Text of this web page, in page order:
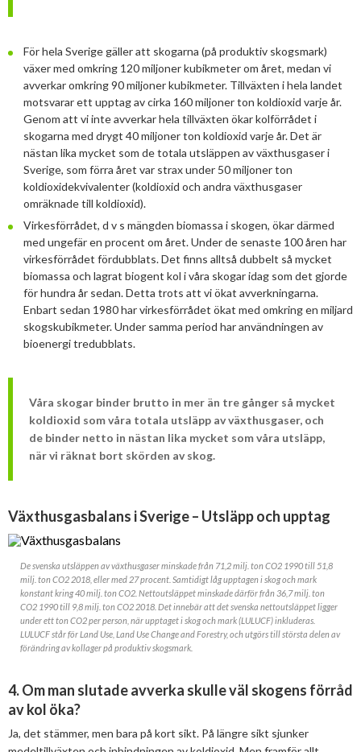
April
Mars
Januari
April
Mars
Februari
Januari
Konkurrensrättsligt
Svebios stadgar
Verksamhetsberättelse
Årsstämmor
Konferenser och event
Nordic Pellets Conference
Stora biokraft- och värmekonferensen
Svebio Fuel Market Day
Svebios vår- och årsmöteskonferens
Publikationer och dokument
Projekt inom bioenergi
Avslutade projekt
Nätverk och samarbeten
BioDriv
Integritetspolicy (GDPR)
För hela Sverige gäller att skogarna (på produktiv skogsmark)
växer med omkring 120 miljoner kubikmeter om året, medan vi
avverkar omkring 90 miljoner kubikmeter. Tillväxten i hela landet
motsvarar ett upptag av cirka 160 miljoner ton koldioxid varje år.
Genom att vi inte avverkar hela tillväxten ökar kolförrådet i
skogarna med drygt 40 miljoner ton koldioxid varje år. Det är
nästan lika mycket som de totala utsläppen av växthusgaser i
Sverige, som förra året var strax under 50 miljoner ton
koldioxidekvivalenter (koldioxid och andra växthusgaser
omräknade till koldioxid).
Virkesförrådet, d v s mängden biomassa i skogen, ökar därmed
med ungefär en procent om året. Under de senaste 100 åren har
virkesförrådet fördubblats. Det finns alltså dubbelt så mycket
biomassa och lagrat biogent kol i våra skogar idag som det gjorde
för hundra år sedan. Detta trots att vi ökat avverkningarna.
Enbart sedan 1980 har virkesförrådet ökat med omkring en miljard
skogskubikmeter. Under samma period har användningen av
bioenergi tredubblats.
Våra skogar binder brutto in mer än tre gånger så mycket
koldioxid som våra totala utsläpp av växthusgaser, och
de binder netto in nästan lika mycket som våra utsläpp,
när vi räknat bort skörden av skog.
Växthusgasbalans i Sverige – Utsläpp och upptag
De svenska utsläppen av växthusgaser minskade från 71,2 milj. ton CO2 1990 till 51,8
milj. ton CO2 2018, eller med 27 procent. Samtidigt låg upptagen i skog och mark
konstant kring 40 milj. ton CO2. Nettoutsläppet minskade därför från 36,7 milj. ton
CO2 1990 till 9,8 milj. ton CO2 2018. Det innebär att det svenska nettoutsläppet ligger
under ett ton CO2 per person, när upptaget i skog och mark (LULUCF) inkluderas.
LULUCF står för Land Use, Land Use Change and Forestry, och utgörs till största delen av
förändring av kollager på produktiv skogsmark.
4. Om man slutade avverka skulle väl skogens förråd
av kol öka?
Ja, det stämmer, men bara på kort sikt. På längre sikt sjunker